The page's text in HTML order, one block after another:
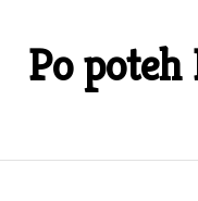
contentPo poteh